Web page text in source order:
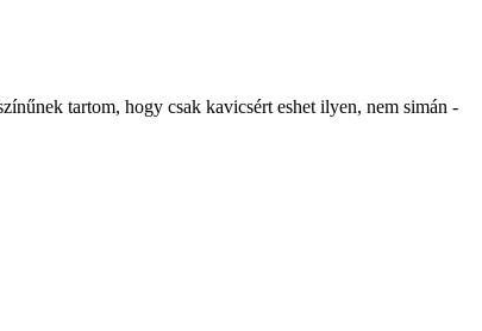
tartom, hogy csak kavicsért eshet ilyen, nem simán -